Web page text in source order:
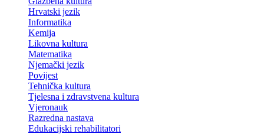
Hrvatski jezik
Informatika
Kemija
Likovna kultura
Matematika
Njemački jezik
Povijest
Tehnička kultura
Tjelesna i zdravstvena kultura
Vjeronauk
Razredna nastava
Edukacijski rehabilitatori